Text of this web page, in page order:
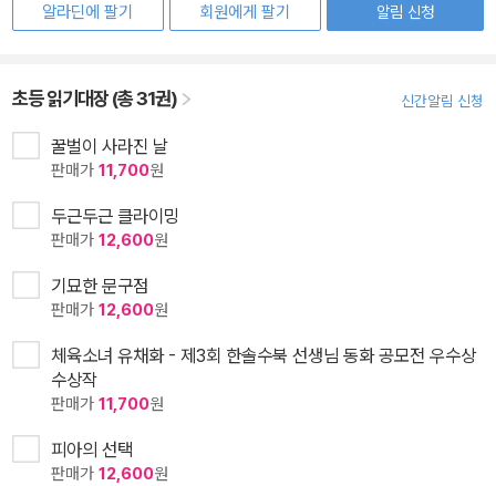
알라딘에 팔기
회원에게 팔기
알림 신청
초등 읽기대장 (총 31권) 신간알림 신청
꿀벌이 사라진 날
판매가 11,700원
두근두근 클라이밍
판매가 12,600원
기묘한 문구점
판매가 12,600원
체육소녀 유채화 - 제3회 한솔수북 선생님 동화 공모전 우수상
수상작
판매가 11,700원
피아의 선택
판매가 12,600원